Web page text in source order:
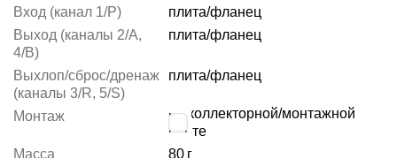
Вход (канал 1/P)
плита/фланец
Выход (каналы 2/A,
4/B)
плита/фланец
Выхлоп/сброс/дренаж
(каналы 3/R, 5/S)
плита/фланец
Монтаж
на коллекторной/монтажной
плите
Масса
80 г